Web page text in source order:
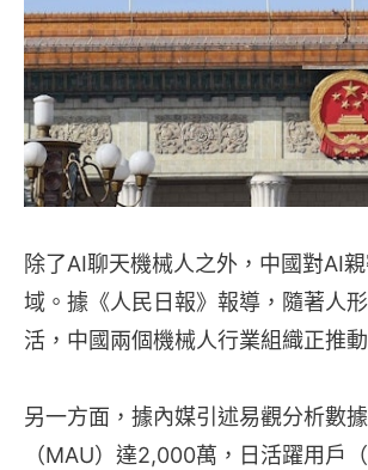
除了AI聊天機械人之外，中國對AI
域。據《人民日報》報導，隨著人
活，中國兩個機械人行業組織正推
另一方面，據內媒引述易觀分析數
（MAU）達2,000萬，日活躍用戶